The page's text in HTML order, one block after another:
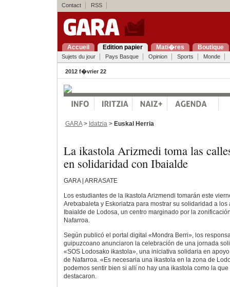
Contact RSS
Accueil Edition papier Mati�res Boutique
Sujets du jour Pays Basque Opinion Sports Monde
2012 f�vrier 22
GARA> Idatzia > Euskal Herria
La ikastola Arizmedi toma las
en solidaridad con Ibaialde
GARA | ARRASATE
Los estudiantes de la ikastola Arizmendi tomarán este
Aretxabaleta y Eskoriatza para mostrar su solidaridad a
Ibaialde de Lodosa, un centro marginado por la
Nafarroa.
Según publicó el portal digital «Mondra Berri», los
guipuzcoano anunciaron la celebración de una jornada
«SOS Lodosako ikastola», una iniciativa solidaria en
de Nafarroa. «Es necesaria una ikastola en la zona de
podemos sentir bien si allí no hay una ikastola como la que
destacaron.